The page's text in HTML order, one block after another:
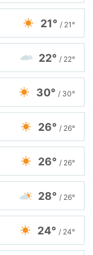
21° / 21°
22° / 22°
30° / 30°
26° / 26°
26° / 26°
28° / 26°
24° / 24°